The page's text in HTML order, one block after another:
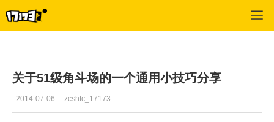
关于51级角斗场的一个通用小技巧分享
2014-07-06 zcshtc_17173